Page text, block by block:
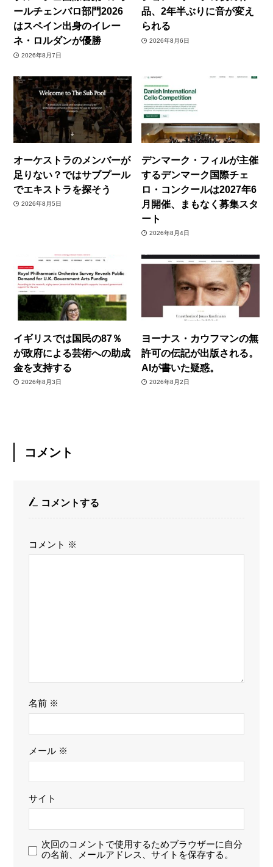
ールチェンバロ部門2026
はスペイン出身のイレー
ネ・ロルダンが優勝
2026年8月7日
品、2年半ぶりに音が変え
られる
2026年8月6日
オーケストラのメンバーが
足りない？ではサブプール
でエキストラを探そう
2026年8月5日
デンマーク・フィルが主催
するデンマーク国際チェ
ロ・コンクールは2027年6
月開催、まもなく募集スタ
ート
2026年8月4日
イギリスでは国民の87％
が政府による芸術への助成
金を支持する
2026年8月3日
ヨーナス・カウフマンの無
許可の伝記が出版される。
AIが書いた疑惑。
2026年8月2日
コメント
コメントする
コメント ※
名前 ※
メール ※
サイト
次回のコメントで使用するためブラウザーに自分
の名前、メールアドレス、サイトを保存する。